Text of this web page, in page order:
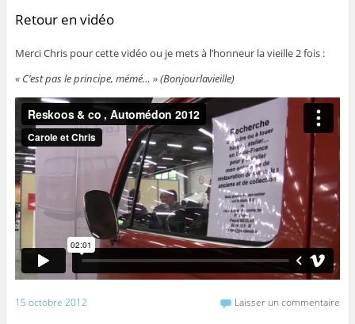
Retour en vidéo
Merci Chris pour cette vidéo ou je mets à l’honneur la vieille 2 fois :
« C’est pas le principe, mémé… » (Bonjourlavieille)
15 octobre 2012 Laisser un commentaire